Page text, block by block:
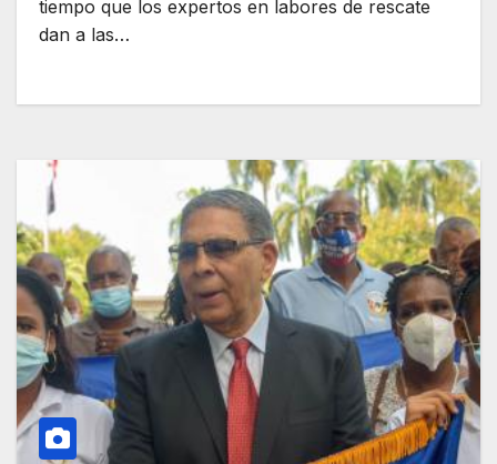
tiempo que los expertos en labores de rescate
dan a las…